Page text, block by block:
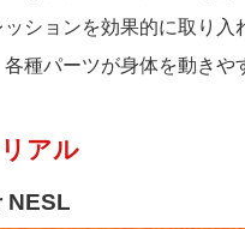
ッションを効果的に取り入
各種パーツが身体を動きや
アル
NESL